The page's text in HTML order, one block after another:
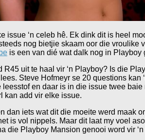
issue ‘n celeb hê. Ek dink dit is heel
nog bietjie skaam oor die vroulike
is een van dié wat dalk nog in Playboy
uit te haal vir ‘n Playboy? Is die
Steve Hofmeyr se 20 questions
en daar is in die issue twee
kan add vir elke issue.
dan iets wat dit die moeite werd maak
is vol nippels. Maar dit laat my voel
die Playboy Mansion genooi word vir ‘n